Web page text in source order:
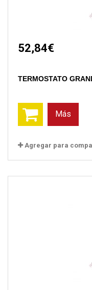
52,84€
TERMOSTATO
Más
Agregar para